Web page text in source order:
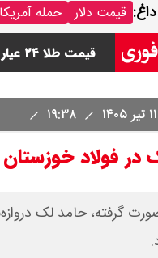
قیمت دلار حمله
قیمت سکه امامی امروز جمعه ۱۶
قیمت طلا ۲۴ عیار امروز جمعه ۱۶ مرداد ۱۴۰۵/ صعود طلا ادامه‌دار شد
قیمت نفت امروز جمعه ۱۶ مرداد ۱۴۰۵ / نفت
۱۱ تیر ۱۴۰۵
در فولاد
گرفته، حامد لک